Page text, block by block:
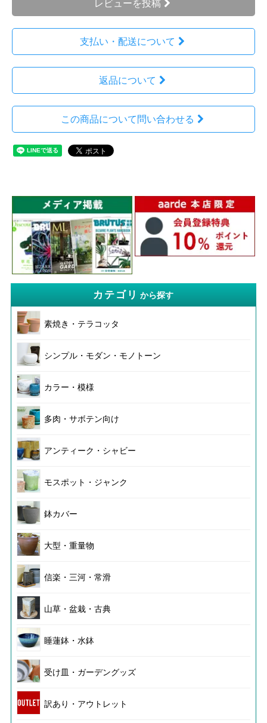
レビューを投稿
支払い・配送について
返品について
この商品について問い合わせる
カテゴリ から探す
素焼き・テラコッタ
シンプル・モダン・モノトーン
カラー・模様
多肉・サボテン向け
アンティーク・シャビー
モスポット・ジャンク
鉢カバー
大型・重量物
信楽・三河・常滑
山草・盆栽・古典
睡蓮鉢・水鉢
受け皿・ガーデングッズ
訳あり・アウトレット